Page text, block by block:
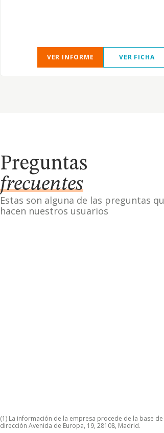
VER INFORME VER FICHA
Preguntas
frecuentes
Estas son alguna de las preguntas
hacen nuestros usuarios
(1) La información de la empresa procede de la base
dirección Avenida de Europa, 19, 28108, Madrid.